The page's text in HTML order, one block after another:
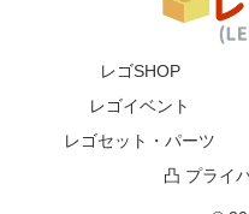
レゴSHOP
レゴイベント
レゴセット・パーツ
凸 プライ